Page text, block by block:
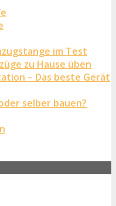
im Test
zu Hause üben
– Das beste Gerät
selber bauen?